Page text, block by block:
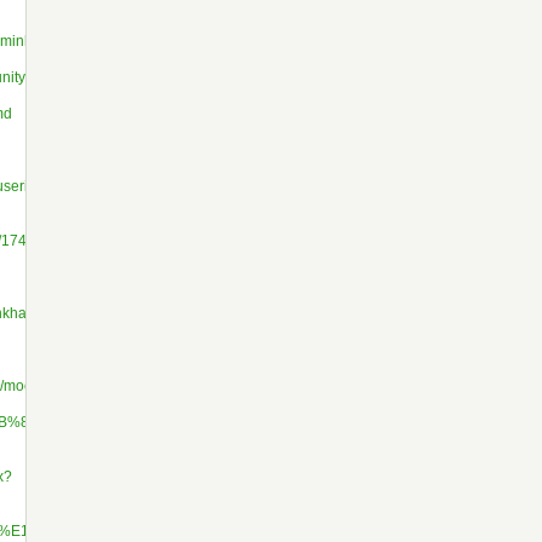
members/1400182/
50657303/
photos/